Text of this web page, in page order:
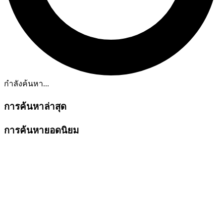
กำลังค้นหา...
การค้นหาล่าสุด
การค้นหายอดนิยม